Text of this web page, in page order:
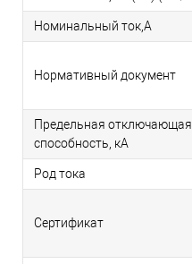
Номинальный ток,А
Нормативный документ
Предельная отключающая
способность, кA
Род тока
Сертификат